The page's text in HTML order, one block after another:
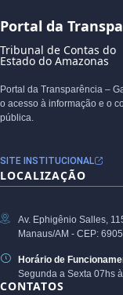
Portal da
Tribunal de Contas do
Estado do Amazonas
Portal da Transparência –
o acesso à informação e o
pública.
SITE INSTITUCIONAL
LOCALIZAÇÃO
Av. Ephigênio Salles,
Manaus/AM - CEP:
Horário de
Segunda a Sexta 07hs
CONTATOS